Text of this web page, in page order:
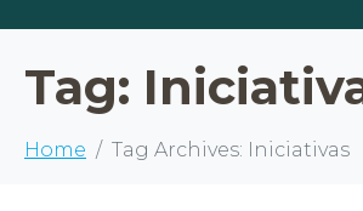
Tag:
Home Tag Archives: Iniciativas